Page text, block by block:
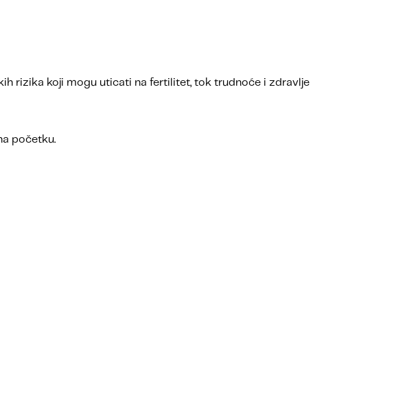
rizika koji mogu uticati na fertilitet, tok trudnoće i zdravlje
početku.